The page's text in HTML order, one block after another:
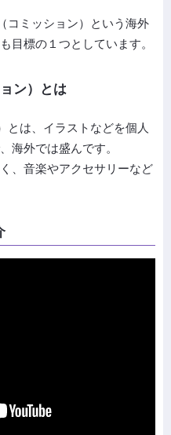
コミッション）という海外
目標の１つとしています。
ン）とは
とは、イラストなどを個人
海外では盛んです。
、音楽やアクセサリーなど